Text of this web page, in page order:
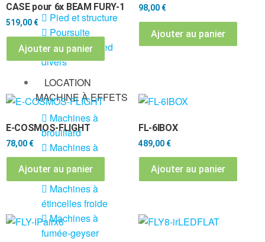
Pied et structure
Poursuite
Projecteurs led
divers
LOCATION
MACHINE À EFFETS
Machines à
brouillard
Machines à
Machines à
étincelles froide
Machines à
fumée-geyser
CASE pour 6x BEAM FURY-1
519,00 €
Ajouter au panier
98,00 €
Ajouter au panier
E-COSMOS-FLIGHT
78,00 €
Ajouter au panier
FL-6IBOX
489,00 €
Ajouter au panier